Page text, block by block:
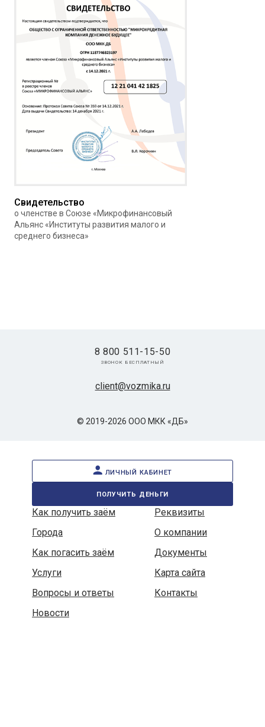
Свидетельство
о членстве в Союзе «Микрофинансовый
Альянс «Институты развития малого и
среднего бизнеса»
© 2019-2026 ООО МКК «ДБ»
client@vozmika.ru
8 800 511-15-50
звонок бесплатный
личный кабинет
получить деньги
Как получить заём
Реквизиты
Города
О компании
Как погасить заём
Документы
Услуги
Карта сайта
Вопросы и ответы
Контакты
Новости